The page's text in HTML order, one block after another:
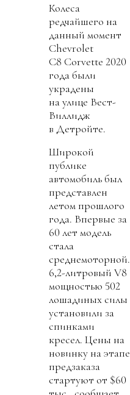
Колеса
редчайшего на
данный момент
Chevrolet
C8 Corvette 2020
года были
украдены
на улице Вест-
Виллидж
в Детройте.
Широкой
публике
автомобиль был
представлен
летом прошлого
года. Впервые за
60 лет модель
стала
среднемоторной.
6,2-литровый V8
мощностью 502
лошадиных силы
установили за
спинками
кресел. Цены на
новинку на этапе
предзаказа
стартуют от $60